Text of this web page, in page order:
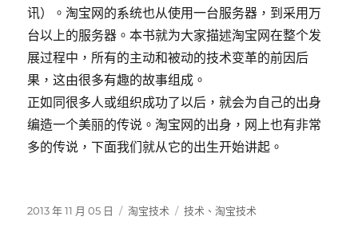
讯）。淘宝网的系统也从使用一台服务器，到采用万
台以上的服务器。本书就为大家描述淘宝网在整个发
展过程中，所有的主动和被动的技术变革的前因后
果，这由很多有趣的故事组成。
正如同很多人或组织成功了以后，就会为自己的出身
编造一个美丽的传说。淘宝网的出身，网上也有非常
多的传说，下面我们就从它的出生开始讲起。
發
2013 年 11 月 05 日
分
淘宝技术
標
技术 、淘宝技术